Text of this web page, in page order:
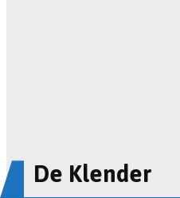
De Klender